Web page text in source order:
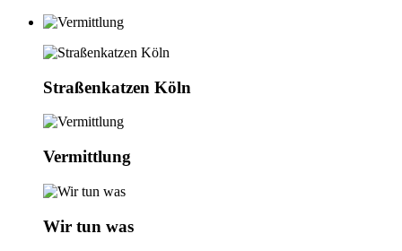
Straßenkatzen Köln
Vermittlung
Wir tun was